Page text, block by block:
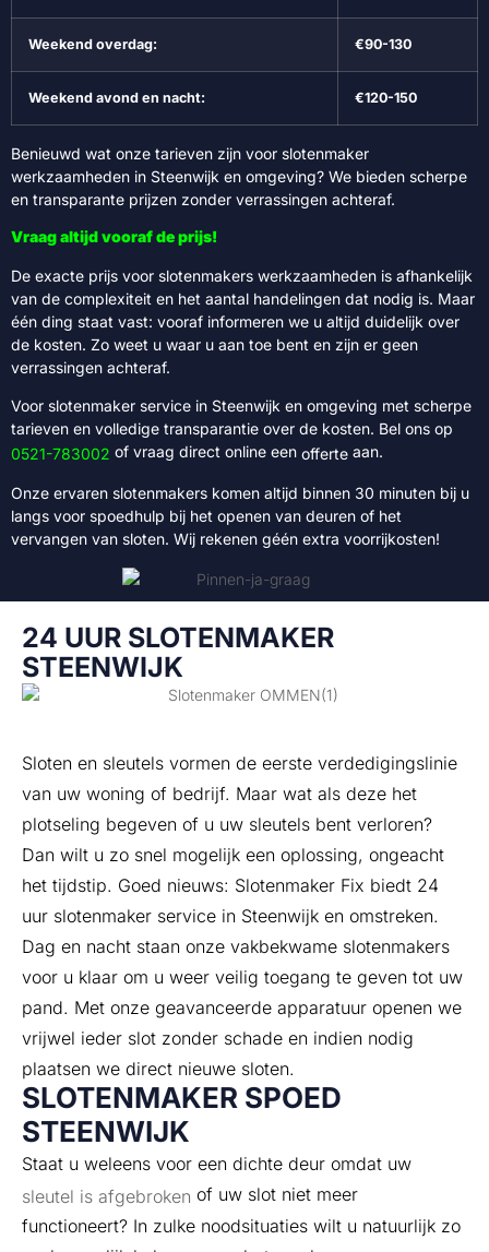
Weekend overdag: €90-130
Weekend avond en nacht: €120-150
Benieuwd wat onze tarieven zijn voor slotenmaker
werkzaamheden in Steenwijk en omgeving? We bieden scherpe
en transparante prijzen zonder verrassingen achteraf.
Vraag altijd vooraf de prijs!
De exacte prijs voor slotenmakers werkzaamheden is afhankelijk
van de complexiteit en het aantal handelingen dat nodig is. Maar
één ding staat vast: vooraf informeren we u altijd duidelijk over
de kosten. Zo weet u waar u aan toe bent en zijn er geen
verrassingen achteraf.
Voor slotenmaker service in Steenwijk en omgeving met scherpe
tarieven en volledige transparantie over de kosten. Bel ons op
0521-783002 of vraag direct online een offerte aan.
Onze ervaren slotenmakers komen altijd binnen 30 minuten bij u
langs voor spoedhulp bij het openen van deuren of het
vervangen van sloten. Wij rekenen géén extra voorrijkosten!
24 UUR SLOTENMAKER
STEENWIJK
Sloten en sleutels vormen de eerste verdedigingslinie
van uw woning of bedrijf. Maar wat als deze het
plotseling begeven of u uw sleutels bent verloren?
Dan wilt u zo snel mogelijk een oplossing, ongeacht
het tijdstip. Goed nieuws: Slotenmaker Fix biedt 24
uur slotenmaker service in Steenwijk en omstreken.
Dag en nacht staan onze vakbekwame slotenmakers
voor u klaar om u weer veilig toegang te geven tot uw
pand. Met onze geavanceerde apparatuur openen we
vrijwel ieder slot zonder schade en indien nodig
plaatsen we direct nieuwe sloten.
SLOTENMAKER SPOED
STEENWIJK
Staat u weleens voor een dichte deur omdat uw
sleutel is afgebroken of uw slot niet meer
functioneert? In zulke noodsituaties wilt u natuurlijk zo